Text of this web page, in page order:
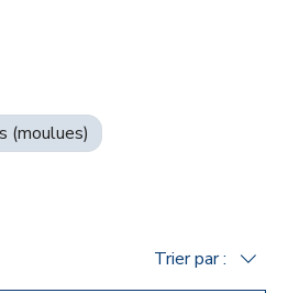
(moulues)
Trier par :